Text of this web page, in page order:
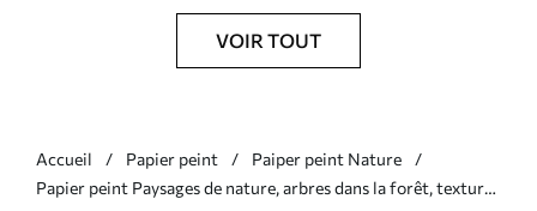
VOIR TOUT
Accueil Papier peint
Paiper peint Nature
Papier peint Paysages de nature, arbres dans la forêt, texture